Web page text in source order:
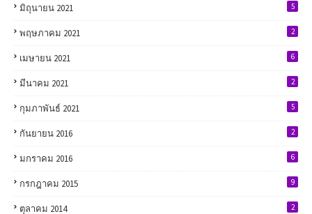
มิถุนายน 2021 5
พฤษภาคม 2021 2
เมษายน 2021 6
มีนาคม 2021 2
กุมภาพันธ์ 2021 5
กันยายน 2016 2
มกราคม 2016 6
กรกฎาคม 2015 9
ตุลาคม 2014 2